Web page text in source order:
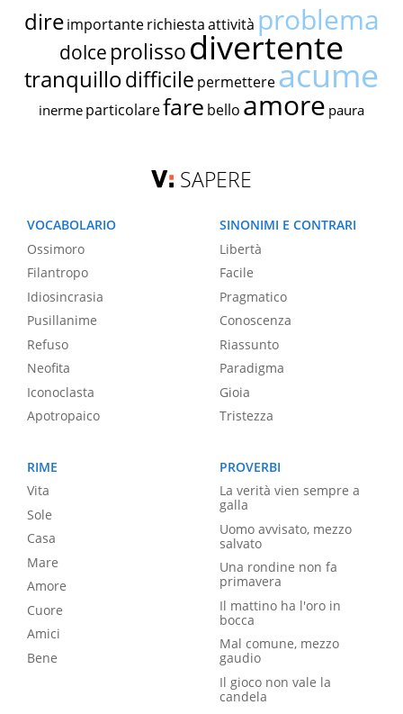
dire importante richiestaattività problema
dolce prolissodivertente
tranquillodifficile permettereacume
inerme particolarefare bello amore paura
SAPERE
VOCABOLARIO
Ossimoro
Filantropo
Idiosincrasia
Pusillanime
Refuso
Neofita
Iconoclasta
Apotropaico
SINONIMI E CONTRARI
Libertà
Facile
Pragmatico
Conoscenza
Riassunto
Paradigma
Gioia
Tristezza
RIME
Vita
Sole
Casa
Mare
Amore
Cuore
Amici
Bene
PROVERBI
La verità vien sempre a
galla
Uomo avvisato, mezzo
salvato
Una rondine non fa
primavera
Il mattino ha l'oro in
bocca
Mal comune, mezzo
gaudio
Il gioco non vale la
candela